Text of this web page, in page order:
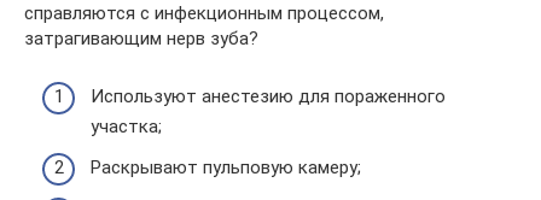
справляются с инфекционным процессом,
затрагивающим нерв зуба?
Используют анестезию для пораженного
участка;
Раскрывают пульповую камеру;